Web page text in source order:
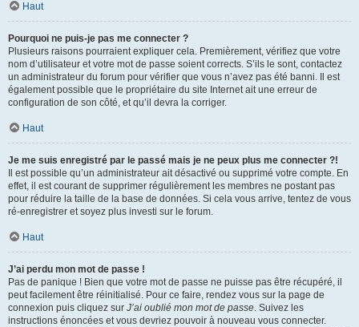
Haut
Pourquoi ne puis-je pas me connecter ?
Plusieurs raisons pourraient expliquer cela. Premièrement, vérifiez que votre
nom d’utilisateur et votre mot de passe soient corrects. S’ils le sont, contactez
un administrateur du forum pour vérifier que vous n’avez pas été banni. Il est
également possible que le propriétaire du site Internet ait une erreur de
configuration de son côté, et qu’il devra la corriger.
Haut
Je me suis enregistré par le passé mais je ne peux plus me connecter ?!
Il est possible qu’un administrateur ait désactivé ou supprimé votre compte. En
effet, il est courant de supprimer régulièrement les membres ne postant pas
pour réduire la taille de la base de données. Si cela vous arrive, tentez de vous
ré-enregistrer et soyez plus investi sur le forum.
Haut
J’ai perdu mon mot de passe !
Pas de panique ! Bien que votre mot de passe ne puisse pas être récupéré, il
peut facilement être réinitialisé. Pour ce faire, rendez vous sur la page de
connexion puis cliquez sur J’ai oublié mon mot de passe. Suivez les
instructions énoncées et vous devriez pouvoir à nouveau vous connecter.